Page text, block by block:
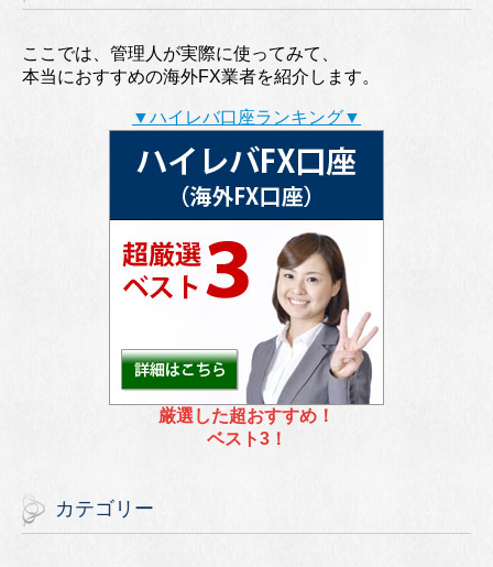
ここでは、管理人が実際に使ってみて、
本当におすすめの海外FX業者を紹介します。
▼ハイレバ口座ランキング▼
厳選した超おすすめ！
ベスト3！
カテゴリー